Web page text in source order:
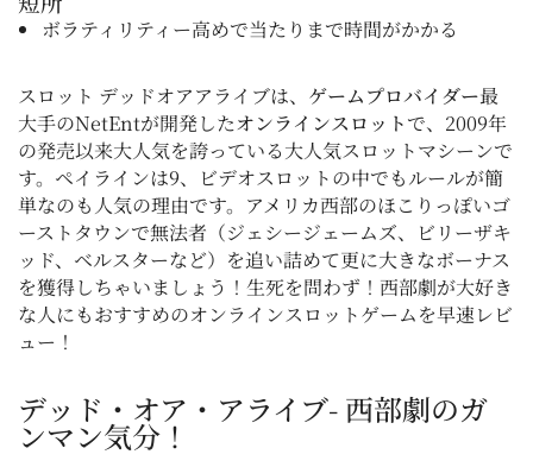
ボラティリティー高めで当たりまで時間がかかる
スロット デッドオアアライブは、 ゲームプロバイダー最
大手のNetEntが開発したオンラインスロットで、2009年
の発売以来大人気を誇っている大人気スロットマシーンで
す。ペイラインは9、ビデオスロットの中でもルールが簡
単なのも人気の理由です。アメリカ西部のほこりっぽいゴ
ーストタウンで無法者（ジェシージェームズ、ビリーザキ
ッド、ベルスターなど）を追い詰めて更に大きなボーナス
を獲得しちゃいましょう！生死を問わず！西部劇が大好き
な人にもおすすめのオンラインスロットゲームを早速レビ
ュー！
デッド・オア・アライブ- 西部劇のガ
ンマン気分！